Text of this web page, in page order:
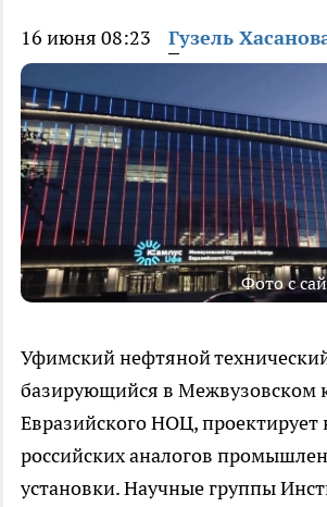
16 июня 08:23 Гузель
Фото с
Уфимский нефтяной
базирующийся в Межвузовском
Евразийского НОЦ,
российских аналогов
установки. Научные группы